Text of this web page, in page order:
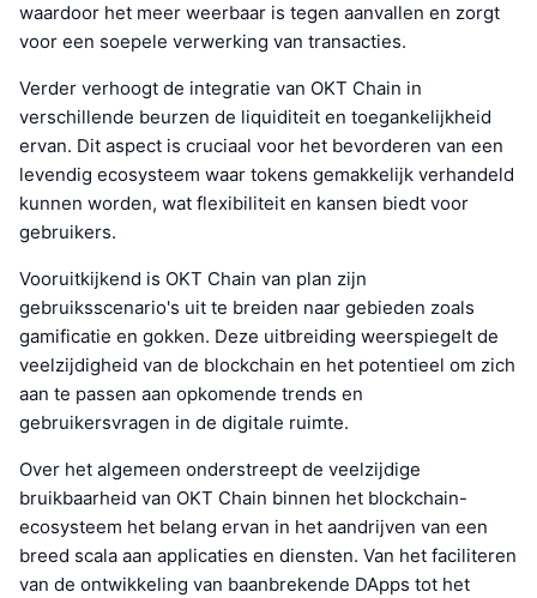
waardoor het meer weerbaar is tegen aanvallen en zorgt
voor een soepele verwerking van transacties.
Verder verhoogt de integratie van OKT Chain in
verschillende beurzen de liquiditeit en toegankelijkheid
ervan. Dit aspect is cruciaal voor het bevorderen van een
levendig ecosysteem waar tokens gemakkelijk verhandeld
kunnen worden, wat flexibiliteit en kansen biedt voor
gebruikers.
Vooruitkijkend is OKT Chain van plan zijn
gebruiksscenario's uit te breiden naar gebieden zoals
gamificatie en gokken. Deze uitbreiding weerspiegelt de
veelzijdigheid van de blockchain en het potentieel om zich
aan te passen aan opkomende trends en
gebruikersvragen in de digitale ruimte.
Over het algemeen onderstreept de veelzijdige
bruikbaarheid van OKT Chain binnen het blockchain-
ecosysteem het belang ervan in het aandrijven van een
breed scala aan applicaties en diensten. Van het faciliteren
van de ontwikkeling van baanbrekende DApps tot het